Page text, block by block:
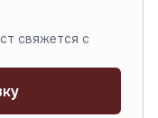
свяжется с